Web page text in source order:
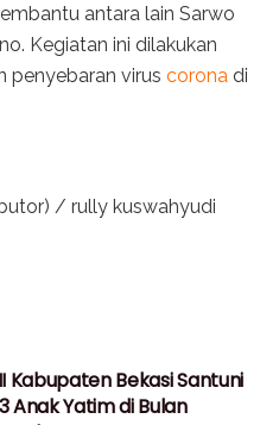
antara lain Sarwo
Kegiatan ini dilakukan
penyebaran virus corona di
/ rully kuswahyudi
Kabupaten Bekasi Santuni
Anak Yatim di Bulan